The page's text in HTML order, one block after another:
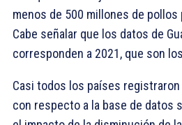
menos de 500 millones de
Cabe señalar que los datos de
corresponden a 2021, que son
Casi todos los países
con respecto a la base de datos